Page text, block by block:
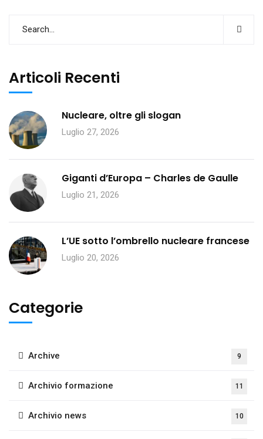
Articoli Recenti
Nucleare, oltre gli slogan
Luglio 27, 2026
Giganti d’Europa – Charles de Gaulle
Luglio 21, 2026
L’UE sotto l’ombrello nucleare francese
Luglio 20, 2026
Categorie
Archive 9
Archivio formazione 11
Archivio news 10